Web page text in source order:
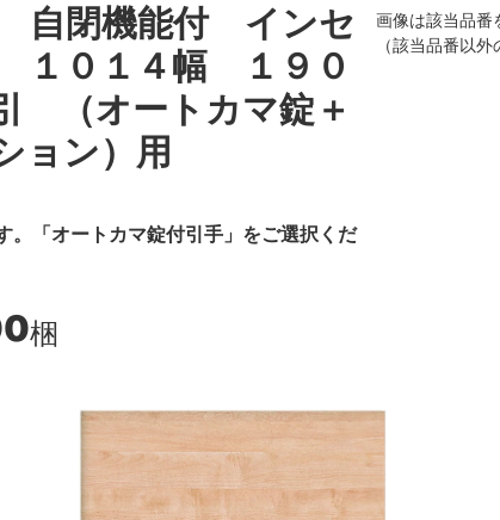
自閉機能付 インセ
０１４幅 １９０
（オートカマ錠＋
ョン）用
。「オートカマ錠付引手」をご選択くだ
梱
画像は該当品番
（該当品番以